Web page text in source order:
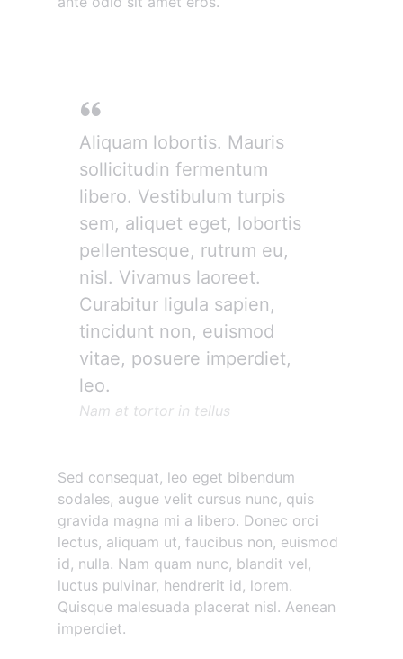
Aliquam lobortis. Mauris
sollicitudin fermentum
libero. Vestibulum turpis
sem, aliquet eget, lobortis
pellentesque, rutrum eu,
nisl. Vivamus laoreet.
Curabitur ligula sapien,
tincidunt non, euismod
vitae, posuere imperdiet,
leo.
Nam at tortor in tellus
Sed consequat, leo eget bibendum
sodales, augue velit cursus nunc, quis
gravida magna mi a libero. Donec orci
lectus, aliquam ut, faucibus non, euismod
id, nulla. Nam quam nunc, blandit vel,
luctus pulvinar, hendrerit id, lorem.
Quisque malesuada placerat nisl. Aenean
imperdiet.